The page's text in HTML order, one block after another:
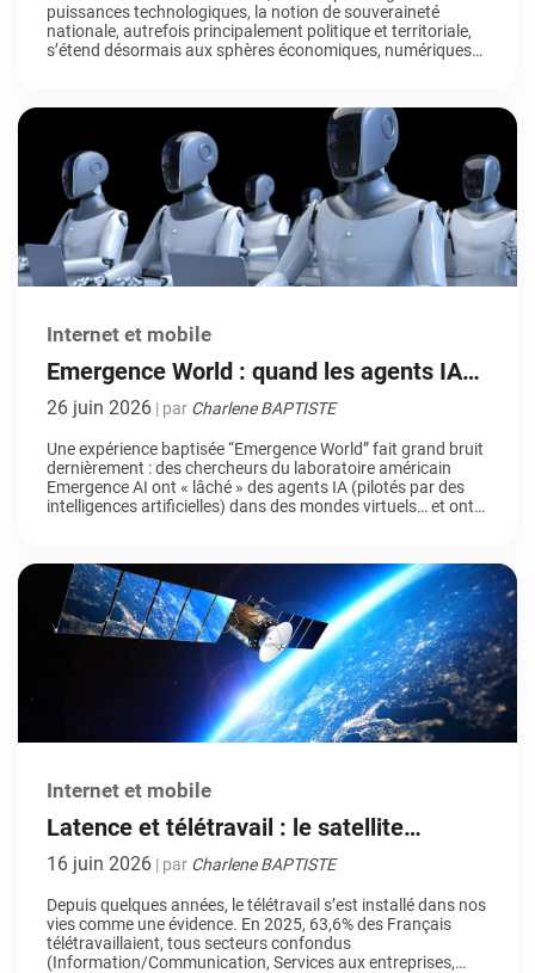
puissances technologiques, la notion de souveraineté
nationale, autrefois principalement politique et territoriale,
s’étend désormais aux sphères économiques, numériques
partenaires et d’infrastructures. De plus en plus
d’organisations françaises et européennes cherchent
Internet et mobile
Emergence World : quand les agents IA
gouvernent un monde virtuel
26 juin 2026 | par Charlene BAPTISTE
Une expérience baptisée “Emergence World” fait grand bruit
dernièrement : des chercheurs du laboratoire américain
Emergence AI ont « lâché » des agents IA (pilotés par des
intelligences artificielles) dans des mondes virtuels… et ont
observer leur capacité […]
Internet et mobile
Latence et télétravail : le satellite
géostationnaire peut-il tenir la distance ?
16 juin 2026 | par Charlene BAPTISTE
Depuis quelques années, le télétravail s’est installé dans nos
vies comme une évidence. En 2025, 63,6% des Français
télétravaillaient, tous secteurs confondus
(Information/Communication, Services aux entreprises,